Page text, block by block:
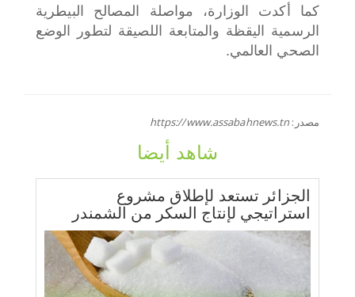
كما أكدت الوزارة، مواصلة المصالح البيطرية
الرسمية اليقظة والمتابعة اللصيقة لتطور الوضع
الصحي العالمي.
مصدر: https://www.assabahnews.tn
شاهد أيضا
الجزائر تستعد لإطلاق مشروع
استراتيجي لإنتاج السكر من الشمندر